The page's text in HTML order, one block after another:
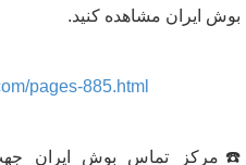
بوش ایران مشاهده کنید.
pages-885.html